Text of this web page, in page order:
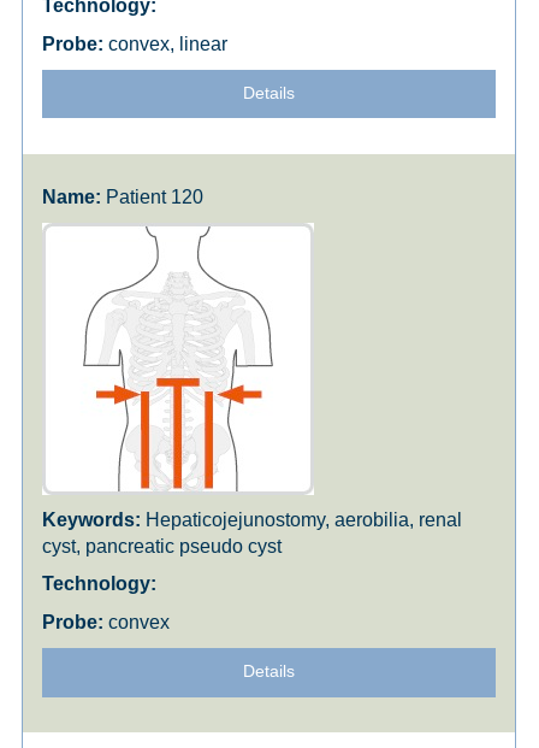
convex, linear
Details
Patient 120
Hepaticojejunostomy, aerobilia, renal
cyst, pancreatic pseudo cyst
convex
Details